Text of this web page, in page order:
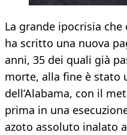
La grande ipocrisia
ha scritto una nuova
anni, 35 dei quali già
morte, alla fine è stato
dell’Alabama, con il
prima in una
azoto assoluto inalato